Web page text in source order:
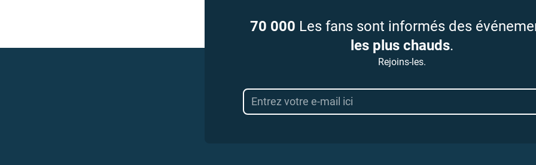
70 000 Les fans sont informés des
les plus chauds.
Rejoins-les.